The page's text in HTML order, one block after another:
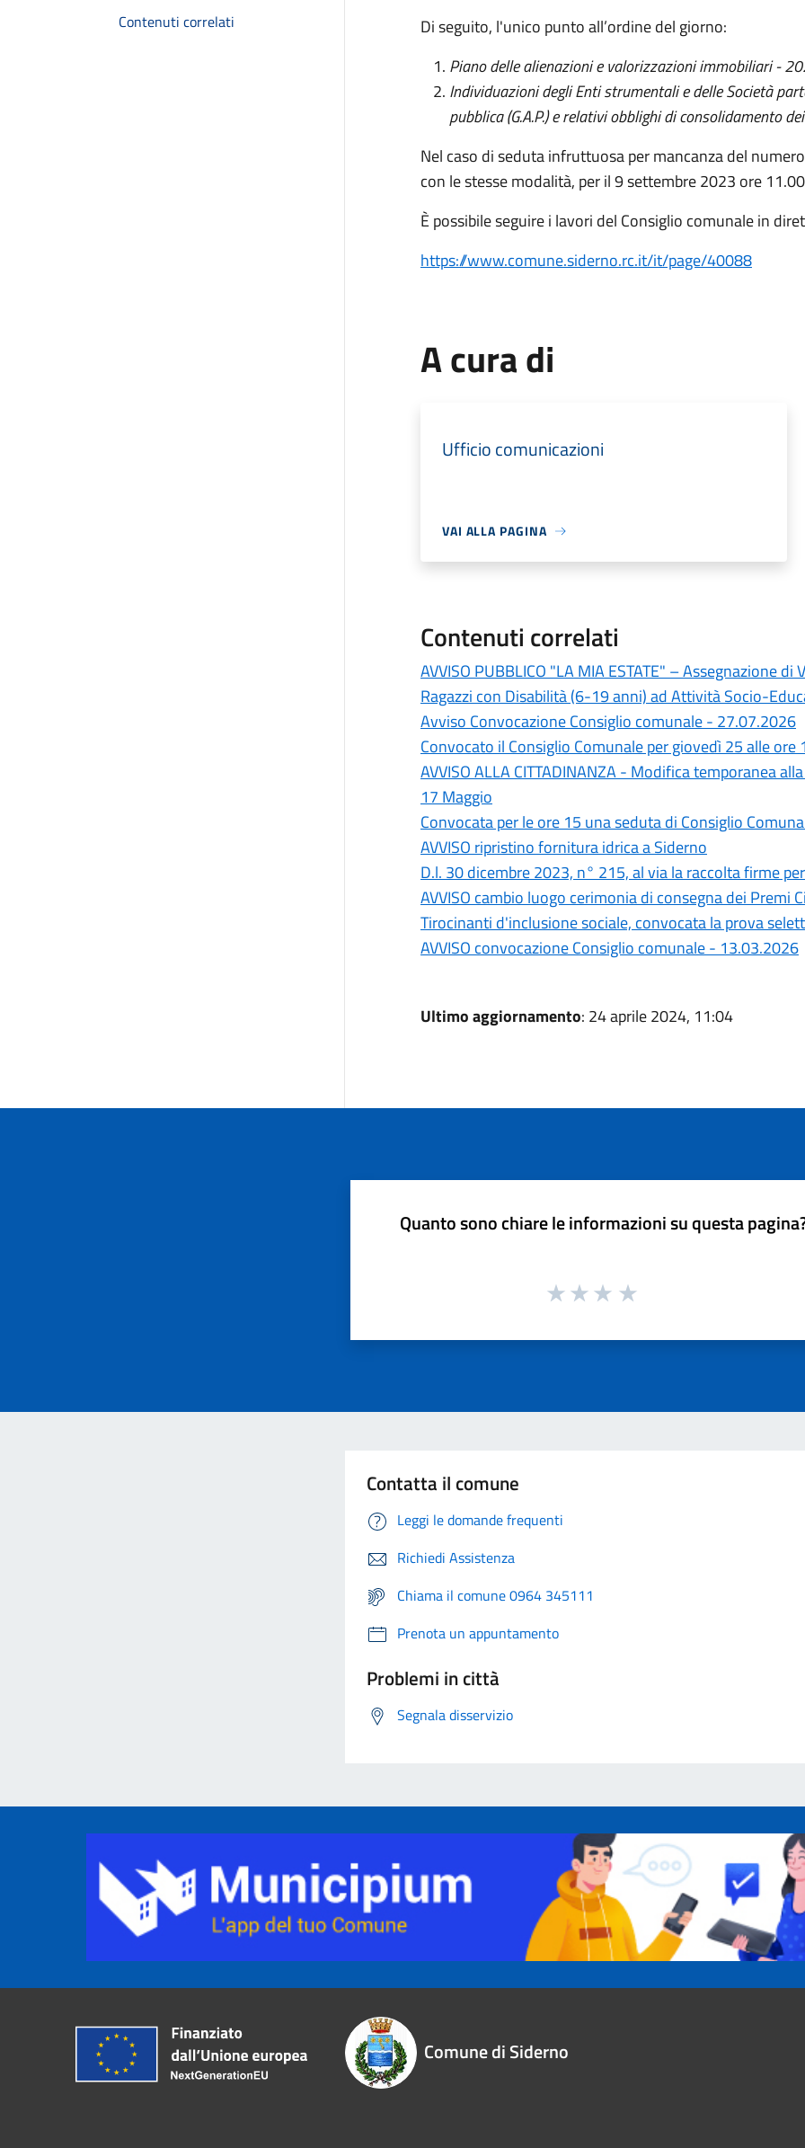
Contenuti correlati
Di seguito, l'unico punto all’ordine del giorno:
Piano delle alienazioni e valorizzazioni immobiliari -
Individuazioni degli Enti strumentali e delle Società
pubblica (G.A.P.) e relativi obblighi di consolidamento
Nel caso di seduta infruttuosa per mancanza del
con le stesse modalità, per il 9 settembre 2023 ore
È possibile seguire i lavori del Consiglio comunale in
https://www.comune.siderno.rc.it/it/page/40088
A cura di
Ufficio comunicazioni
VAI ALLA PAGINA
Contenuti correlati
AVVISO PUBBLICO "LA MIA ESTATE" – Assegnazione
Ragazzi con Disabilità (6-19 anni) ad Attività Socio-
Avviso Convocazione Consiglio comunale - 27.07.2026
Convocato il Consiglio Comunale per giovedì 25 alle ore
AVVISO ALLA CITTADINANZA - Modifica temporanea
17 Maggio
Convocata per le ore 15 una seduta di Consiglio
AVVISO ripristino fornitura idrica a Siderno
D.l. 30 dicembre 2023, n° 215, al via la raccolta firme
AVVISO cambio luogo cerimonia di consegna dei Premi
Tirocinanti d'inclusione sociale, convocata la prova
AVVISO convocazione Consiglio comunale - 13.03.2026
Ultimo aggiornamento: 24 aprile 2024, 11:04
Quanto sono chiare le informazioni su questa
Contatta il comune
Leggi le domande frequenti
Richiedi Assistenza
Chiama il comune 0964 345111
Prenota un appuntamento
Problemi in città
Segnala disservizio
Comune di Siderno